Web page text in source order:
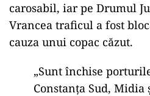
carosabil, iar pe Drumul
Vrancea traficul a fost
cauza unui copac căzut.
„Sunt închise
Constanța Sud, Midia